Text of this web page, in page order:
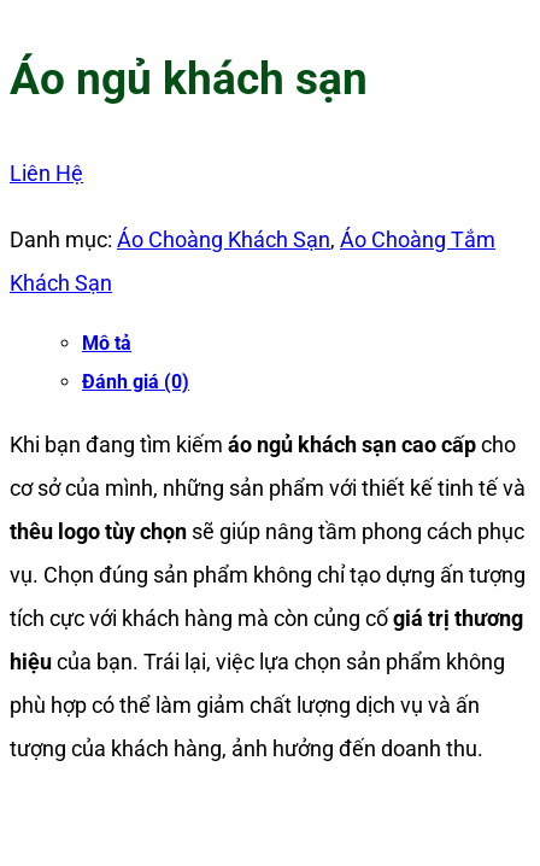
Áo ngủ khách sạn
Liên Hệ
Danh mục: Áo Choàng Khách Sạn, Áo Choàng Tắm
Khách Sạn
Mô tả
Đánh giá (0)
Khi bạn đang tìm kiếm áo ngủ khách sạn cao cấpcho
cơ sở của mình, những sản phẩm với thiết kế tinh tế và
thêu logo tùy chọn sẽ giúp nâng tầm phong cách phục
vụ. Chọn đúng sản phẩm không chỉ tạo dựng ấn tượng
tích cực với khách hàng mà còn củng cốgiá trị thương
hiệucủa bạn. Trái lại, việc lựa chọn sản phẩm không
phù hợp có thể làm giảm chất lượng dịch vụ và ấn
tượng của khách hàng, ảnh hưởng đến doanh thu.